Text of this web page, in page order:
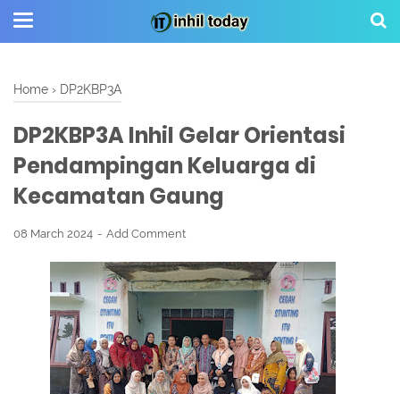
Home › DP2KBP3A
DP2KBP3A Inhil Gelar Orientasi
Pendampingan Keluarga di
Kecamatan Gaung
08 March 2024 Add Comment